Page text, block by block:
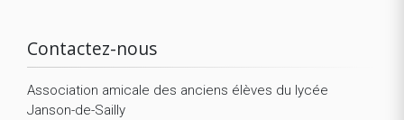
Contactez-nous
Association amicale des anciens élèves du lycée
Janson-de-Sailly